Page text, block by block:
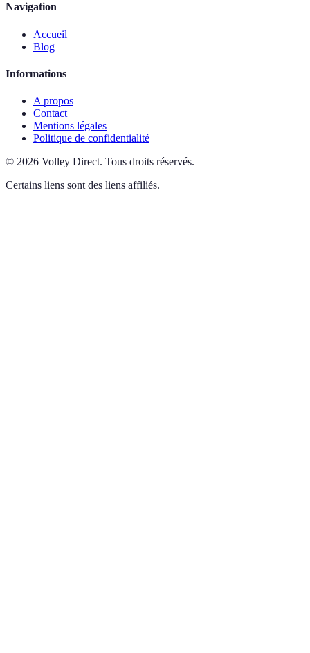
Navigation
Accueil
Blog
Informations
A propos
Contact
Mentions légales
Politique de confidentialité
© 2026 Volley Direct. Tous droits réservés.
Certains liens sont des liens affiliés.